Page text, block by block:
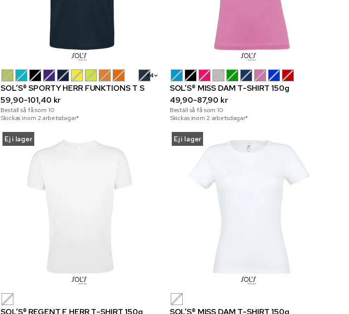
+4
SOL’S® SPORTY HERR FUNKTIONS T S
59,90-101,40 kr
Beställ så få som 10
Skickas inom 2 arbetsdagar*
SOL’S® MISS DAM T-SHIRT 150g
49,90-87,90 kr
Beställ så få som 10
Skickas inom 2 arbetsdagar*
Ej i lager
SOL’S® REGENT F HERR T-SHIRT 150g
Ej i lager
SOL’S® MISS DAM T-SHIRT 150g